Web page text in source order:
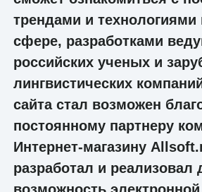
трендами и технологиями
сфере, разработками
российских ученых и
лингвистических
сайта стал возможен
постоянному партнеру
Интернет-магазину
разработал и реализовал